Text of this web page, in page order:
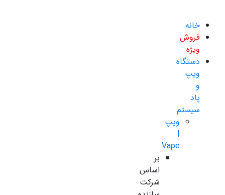
خانه
فروش
ویژه
دستگاه
ویپ
و
پاد
سیستم
ویپ
|
Vape
بر
اساس
شرکت